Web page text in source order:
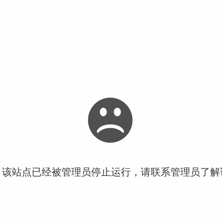
站点已经被管理员停止运行，请联系管理员了